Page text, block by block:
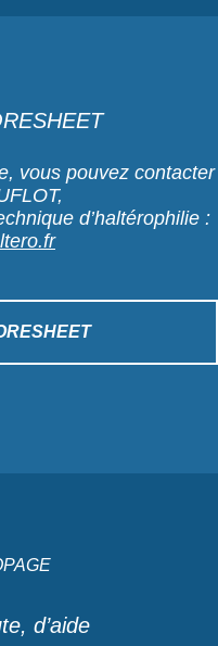
vous pouvez contacter
d’haltérophilie :
d’aide